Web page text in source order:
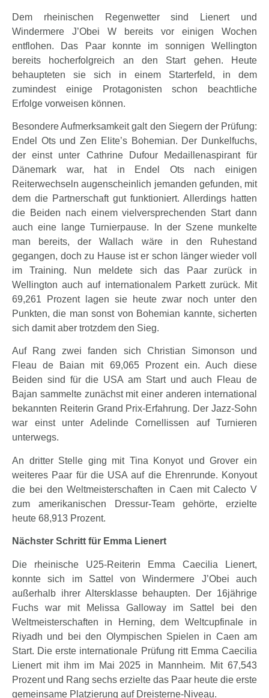
Dem rheinischen Regenwetter sind Lienert und
Windermere J’Obei W bereits vor einigen Wochen
entflohen. Das Paar konnte im sonnigen Wellington
bereits hocherfolgreich an den Start gehen. Heute
behaupteten sie sich in einem Starterfeld, in dem
zumindest einige Protagonisten schon beachtliche
Erfolge vorweisen können.
Besondere Aufmerksamkeit galt den Siegern der Prüfung:
Endel Ots und Zen Elite’s Bohemian. Der Dunkelfuchs,
der einst unter Cathrine Dufour Medaillenaspirant für
Dänemark war, hat in Endel Ots nach einigen
Reiterwechseln augenscheinlich jemanden gefunden, mit
dem die Partnerschaft gut funktioniert. Allerdings hatten
die Beiden nach einem vielversprechenden Start dann
auch eine lange Turnierpause. In der Szene munkelte
man bereits, der Wallach wäre in den Ruhestand
gegangen, doch zu Hause ist er schon länger wieder voll
im Training. Nun meldete sich das Paar zurück in
Wellington auch auf internationalem Parkett zurück. Mit
69,261 Prozent lagen sie heute zwar noch unter den
Punkten, die man sonst von Bohemian kannte, sicherten
sich damit aber trotzdem den Sieg.
Auf Rang zwei fanden sich Christian Simonson und
Fleau de Baian mit 69,065 Prozent ein. Auch diese
Beiden sind für die USA am Start und auch Fleau de
Bajan sammelte zunächst mit einer anderen international
bekannten Reiterin Grand Prix-Erfahrung. Der Jazz-Sohn
war einst unter Adelinde Cornellissen auf Turnieren
unterwegs.
An dritter Stelle ging mit Tina Konyot und Grover ein
weiteres Paar für die USA auf die Ehrenrunde. Konyout
die bei den Weltmeisterschaften in Caen mit Calecto V
zum amerikanischen Dressur-Team gehörte, erzielte
heute 68,913 Prozent.
Nächster Schritt für Emma Lienert
Die rheinische U25-Reiterin Emma Caecilia Lienert,
konnte sich im Sattel von Windermere J’Obei auch
außerhalb ihrer Altersklasse behaupten. Der 16jährige
Fuchs war mit Melissa Galloway im Sattel bei den
Weltmeisterschaften in Herning, dem Weltcupfinale in
Riyadh und bei den Olympischen Spielen in Caen am
Start. Die erste internationale Prüfung ritt Emma Caecilia
Lienert mit ihm im Mai 2025 in Mannheim. Mit 67,543
Prozent und Rang sechs erzielte das Paar heute die erste
gemeinsame Platzierung auf Dreisterne-Niveau.